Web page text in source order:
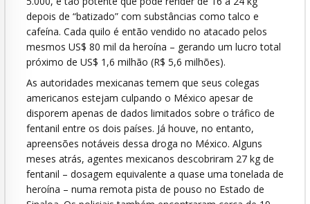
depois de “batizado” com substâncias como talco e
cafeína. Cada quilo é então vendido no atacado pelos
mesmos US$ 80 mil da heroína – gerando um lucro total
próximo de US$ 1,6 milhão (R$ 5,6 milhões).
As autoridades mexicanas temem que seus colegas
americanos estejam culpando o México apesar de
disporem apenas de dados limitados sobre o tráfico de
fentanil entre os dois países. Já houve, no entanto,
apreensões notáveis dessa droga no México. Alguns
meses atrás, agentes mexicanos descobriram 27 kg de
fentanil – dosagem equivalente a quase uma tonelada de
heroína – numa remota pista de pouso no Estado de